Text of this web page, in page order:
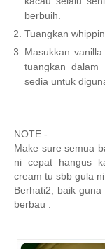
berbuih.
Tuangkan
Masukkan
tuangkan dalam
sedia untuk
NOTE:-
Make sure semua
ni cepat hangus
cream tu sbb gula ni
Berhati2, baik
berbau .